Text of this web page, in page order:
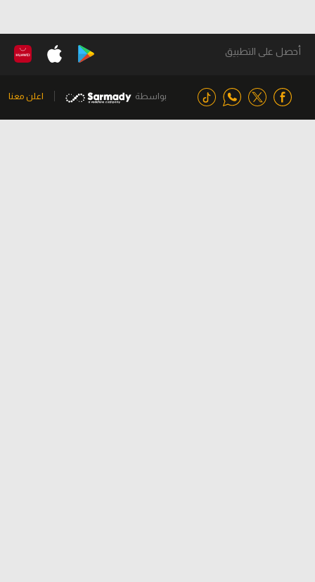
أحصل على التطبيق
بواسطة اعلن معنا